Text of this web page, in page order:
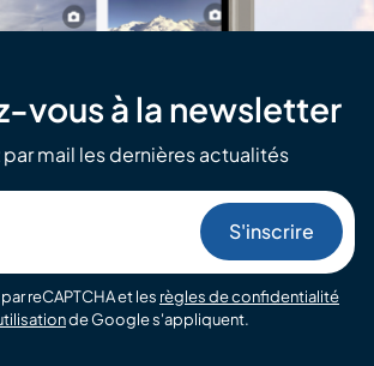
vous à la newsletter
par mail les dernières actualités
reCAPTCHA et les règles de confidentialité
de Google s'appliquent.